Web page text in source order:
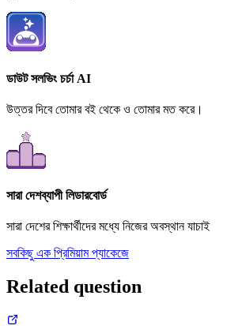
ডাউট সলভিং চর্চা AI
উত্তর দিবে তোমার বই থেকে ও তোমার মত করে।
সারা দেশব্যাপী লিডারবোর্ড
সারা দেশের শিক্ষার্থীদের মধ্যে নিজের অবস্থান যাচাই
সবকিছু এক প্রিমিয়াম প্যাকেজে
Related question